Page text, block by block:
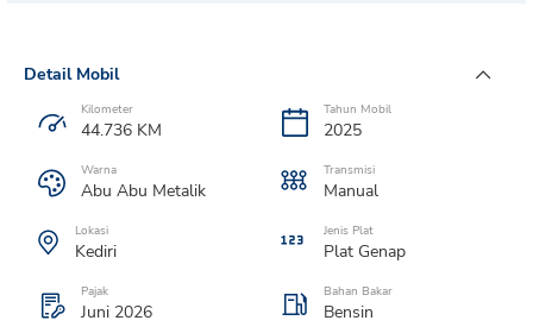
Detail Mobil
Kilometer
44.736 KM
Tahun Mobil
2025
Warna
Abu Abu Metalik
Transmisi
Manual
Lokasi
Kediri
Jenis Plat
Plat Genap
Pajak
Juni 2026
Bahan Bakar
Bensin